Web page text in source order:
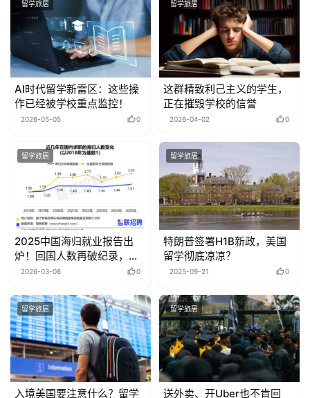
留学旅居
AI时代留学新雷区：这些操
作已经被学校重点监控！
2026-05-05 0
留学旅居
这群精致利己主义的学生，
正在摧毁学校的信誉
2026-04-02 0
留学旅居
2025中国海归就业报告出
炉！回国人数再破纪录，这
些专业最抢手
2026-03-08 0
留学旅居
特朗普签署H1B新政，美国
留学彻底凉凉？
2025-09-21 0
留学旅居
入境美国要注意什么？留学
留学旅居
送外卖、开Uber也不肯回